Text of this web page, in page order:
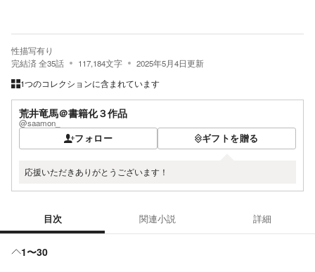
性描写有り
完結済全35話 117,184文字 2025年5月4日更新
1つのコレクションに含まれています
荒井竜馬＠書籍化３作品
@saamon_
フォロー ギフトを贈る
応援いただきありがとうございます！
目次 関連小説 詳細
1〜30